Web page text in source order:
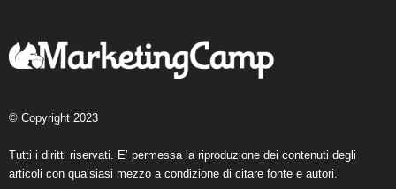
© Copyright 2023
Tutti i diritti riservati. E’ permessa la riproduzione dei contenuti degli
articoli con qualsiasi mezzo a condizione di citare fonte e autori.